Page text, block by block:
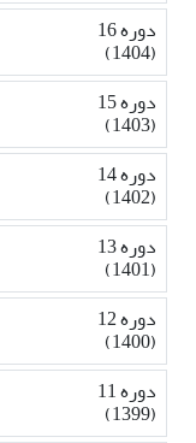
دوره 16
(1404)
دوره 15
(1403)
دوره 14
(1402)
دوره 13
(1401)
دوره 12
(1400)
دوره 11
(1399)